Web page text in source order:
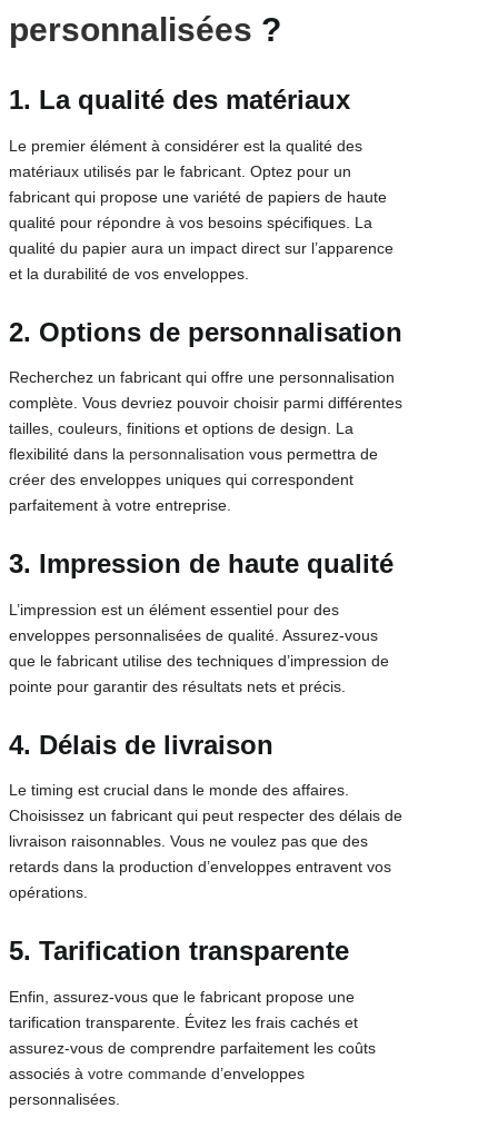
personnalisées ?
1. La qualité des matériaux
Le premier élément à considérer est la qualité des
matériaux utilisés par le fabricant. Optez pour un
fabricant qui propose une variété de papiers de haute
qualité pour répondre à vos besoins spécifiques. La
qualité du papier aura un impact direct sur l’apparence
et la durabilité de vos enveloppes.
2. Options de personnalisation
Recherchez un fabricant qui offre une personnalisation
complète. Vous devriez pouvoir choisir parmi différentes
tailles, couleurs, finitions et options de design. La
flexibilité dans la personnalisation vous permettra de
créer des enveloppes uniques qui correspondent
parfaitement à votre entreprise.
3. Impression de haute qualité
L’impression est un élément essentiel pour des
enveloppes personnalisées de qualité. Assurez-vous
que le fabricant utilise des techniques d’impression de
pointe pour garantir des résultats nets et précis.
4. Délais de livraison
Le timing est crucial dans le monde des affaires.
Choisissez un fabricant qui peut respecter des délais de
livraison raisonnables. Vous ne voulez pas que des
retards dans la production d’enveloppes entravent vos
opérations.
5. Tarification transparente
Enfin, assurez-vous que le fabricant propose une
tarification transparente. Évitez les frais cachés et
assurez-vous de comprendre parfaitement les coûts
associés à votre commande d’enveloppes
personnalisées.